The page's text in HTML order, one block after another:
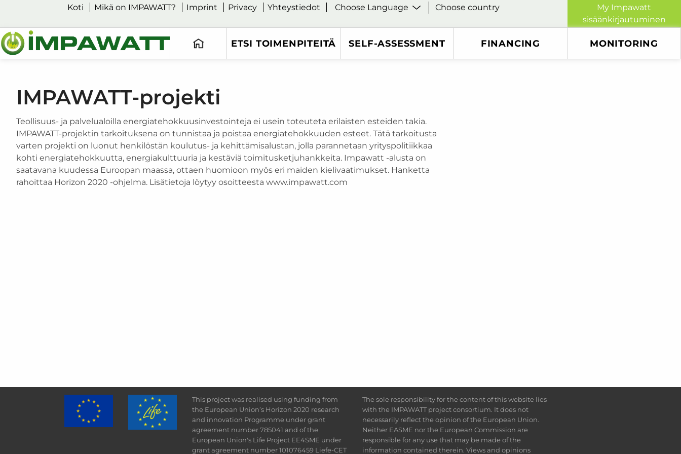
Koti Mikä on IMPAWATT? Imprint Privacy Yhteystiedot Choose country
My Impawatt
sisäänkirjautuminen
ETSI TOIMENPITEITÄ SELF-ASSESSMENT FINANCING MONITORING
IMPAWATT-projekti
Teollisuus- ja palvelualoilla energiatehokkuusinvestointeja ei usein toteuteta erilaisten esteiden takia.
IMPAWATT-projektin tarkoituksena on tunnistaa ja poistaa energiatehokkuuden esteet. Tätä tarkoitusta
varten projekti on luonut henkilöstän koulutus- ja kehittämisalustan, jolla parannetaan yrityspolitiikkaa
kohti energiatehokkuutta, energiakulttuuria ja kestäviä toimitusketjuhankkeita. Impawatt -alusta on
saatavana kuudessa Euroopan maassa, ottaen huomioon myös eri maiden kielivaatimukset. Hanketta
rahoittaa Horizon 2020 -ohjelma. Lisätietoja löytyy osoitteesta www.impawatt.com
This project was realised using funding from
the European Union’s Horizon 2020 research
and innovation Programme under grant
agreement number 785041 and of the
European Union's Life Project EE4SME under
grant agreement number 101076459 Liefe-CET
The sole responsibility for the content of this website lies
with the IMPAWATT project consortium. It does not
necessarily reflect the opinion of the European Union.
Neither EASME nor the European Commission are
responsible for any use that may be made of the
information contained therein. Views and opinions